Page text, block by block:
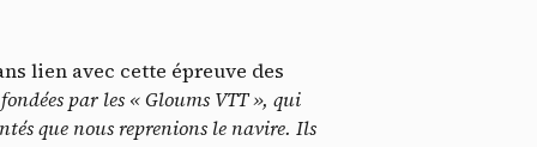
lien avec cette épreuve des
par les « Gloums VTT », qui
que nous reprenions le navire. Ils